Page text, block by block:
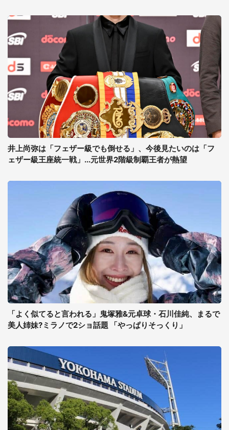
井上尚弥は「フェザー級でも倒せる」、今後見たいのは「フ
ェザー級王座統一戦」...元世界2階級制覇王者が熱望
「よく似てると言われる」鬼塚雅&元卓球・石川佳純、まるで
美人姉妹?ミラノで2ショ話題 「やっぱりそっくり」